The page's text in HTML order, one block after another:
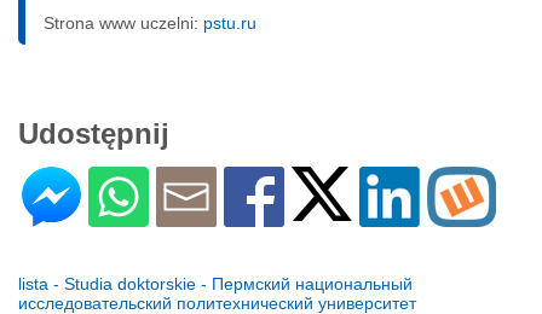
Strona www uczelni: pstu.ru
Udostępnij
lista - Studia doktorskie - Пермский национальный
исследовательский политехнический университет